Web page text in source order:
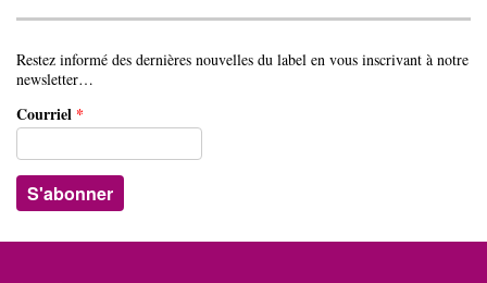
Restez informé des dernières nouvelles du label en vous inscrivant à notre
newsletter…
Courriel *